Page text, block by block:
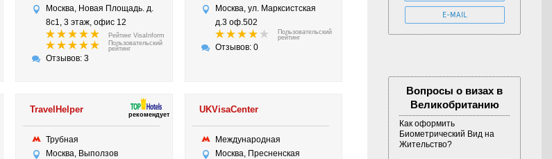
Москва, Новая Площадь. д.
8с1, 3 этаж, офис 12
Рейтинг VisaInform
Пользовательский
рейтинг
Отзывов: 3
Москва, ул. Марксистская
д.3 оф.502
Пользовательский
рейтинг
Отзывов: 0
TravelHelper рекомендует
Трубная
Москва, Выползов
UKVisaCenter
Международная
Москва, Пресненская
E-MAIL
Вопросы о визах в
Великобританию
Как оформить
Биометрический Вид на
Жительство?